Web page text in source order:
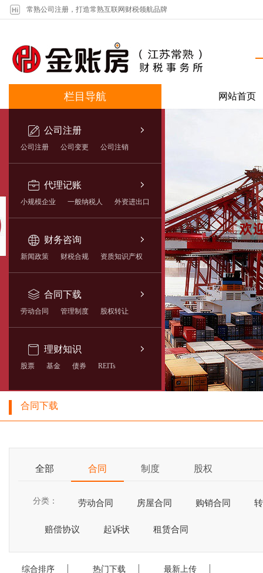
常熟公司注册，打造常熟互联网财税领航品牌
栏目导航 网站首页
公司注册
公司注册 公司变更 公司注销
代理记账
小规模企业 一般纳税人 外资进出口
财务咨询
新闻政策 财税合规 资质知识产权
合同下载
劳动合同 管理制度 股权转让
理财知识
股票 基金 债券 REITs
合同下载
全部 合同 制度 股权
分类： 劳动合同 房屋合同 购销合同
赔偿协议 起诉状 租赁合同
综合排序 热门下载 最新上传